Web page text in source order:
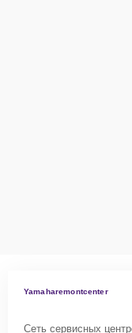
Yamaharemontcenter
Сеть сервисных